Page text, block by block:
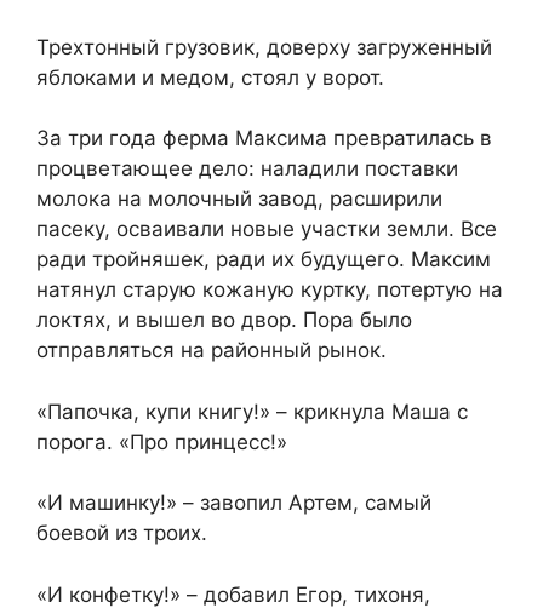
Трехтонный грузовик, доверху загруженный
яблоками и медом, стоял у ворот.
За три года ферма Максима превратилась в
процветающее дело: наладили поставки
молока на молочный завод, расширили
пасеку, осваивали новые участки земли. Все
ради тройняшек, ради их будущего. Максим
натянул старую кожаную куртку, потертую на
локтях, и вышел во двор. Пора было
отправляться на районный рынок.
«Папочка, купи книгу!» – крикнула Маша с
порога. «Про принцесс!»
«И машинку!» – завопил Артем, самый
боевой из троих.
«И конфетку!» – добавил Егор, тихоня,